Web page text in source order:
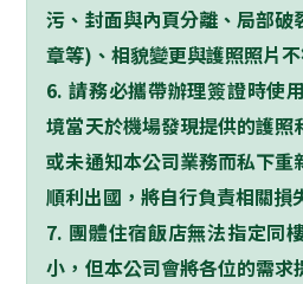
污、封面與內頁分離、局部破
章等)、相貌變更與護照照片
6. 請務必攜帶辦理簽證時使
境當天於機場發現提供的護照
或未通知本公司業務而私下重
順利出國，將自行負責相關損
7. 團體住宿飯店無法指定同
小，但本公司會將各位的需求